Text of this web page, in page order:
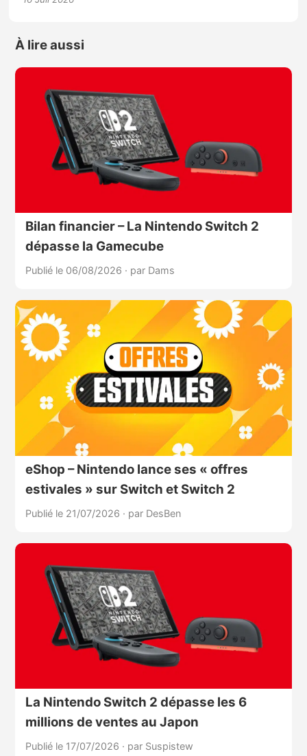
À lire aussi
Bilan financier – La Nintendo Switch 2
dépasse la Gamecube
Publié le 06/08/2026 · par Dams
eShop – Nintendo lance ses « offres
estivales » sur Switch et Switch 2
Publié le 21/07/2026 · par DesBen
La Nintendo Switch 2 dépasse les 6
millions de ventes au Japon
Publié le 17/07/2026 · par Suspistew